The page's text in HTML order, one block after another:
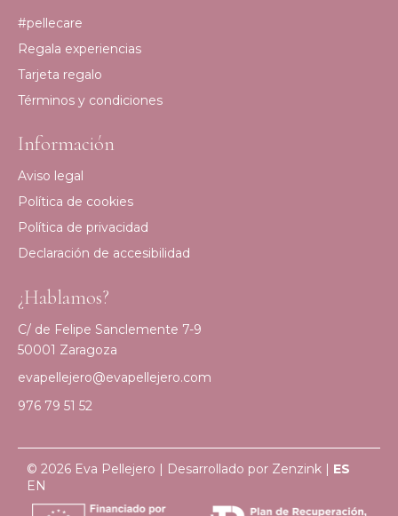
#pellecare
Regala experiencias
Tarjeta regalo
Términos y condiciones
Información
Aviso legal
Política de cookies
Política de privacidad
Declaración de accesibilidad
¿Hablamos?
C/ de Felipe Sanclemente 7-9
50001 Zaragoza
evapellejero@evapellejero.com
976 79 51 52
© 2026 Eva Pellejero | Desarrollado por Zenzink | ES
EN